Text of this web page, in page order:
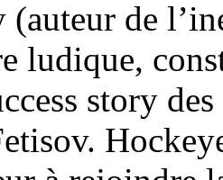
(auteur de
ludique,
story